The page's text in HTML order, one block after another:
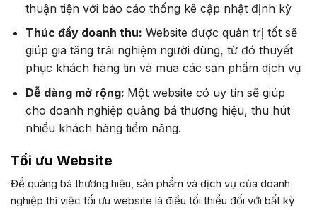
thuận tiện với báo cáo thống kê cập nhật định kỳ
Thúc đẩy doanh thu: Website được quản trị tốt sẽ
giúp gia tăng trải nghiệm người dùng, từ đó thuyết
phục khách hàng tin và mua các sản phẩm dịch vụ
Dễ dàng mở rộng: Một website có uy tín sẽ giúp
cho doanh nghiệp quảng bá thương hiệu, thu hút
nhiều khách hàng tiềm năng.
Tối ưu Website
Để quảng bá thương hiệu, sản phẩm và dịch vụ của doanh
nghiệp thì việc tối ưu website là điều tối thiểu đối với bất kỳ